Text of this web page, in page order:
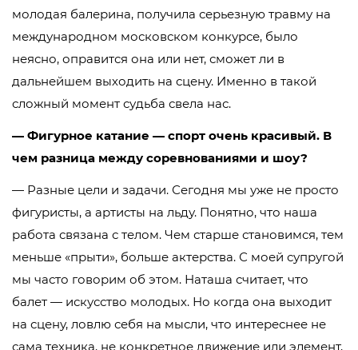
молодая балерина, получила серьезную травму на
международном московском конкурсе, было
неясно, оправится она или нет, сможет ли в
дальнейшем выходить на сцену. Именно в такой
сложный момент судьба свела нас.
— Фигурное катание — спорт очень красивый. В
чем разница между соревнованиями и шоу?
— Разные цели и задачи. Сегодня мы уже не просто
фигуристы, а артисты на льду. Понятно, что наша
работа связана с телом. Чем старше становимся, тем
меньше «прыти», больше актерства. С моей супругой
мы часто говорим об этом. Наташа считает, что
балет — искусство молодых. Но когда она выходит
на сцену, ловлю себя на мысли, что интереснее не
сама техника, не конкретное движение или элемент,